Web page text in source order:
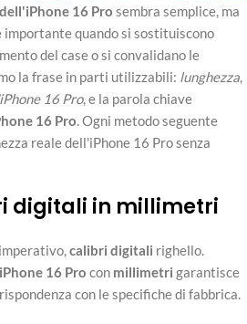
16 Pro sembra semplice, ma
importante quando si sostituiscono
del case o si convalidano le
la frase in parti utilizzabili: lunghezza,
16 Pro, e la parola chiave
16 Pro. Ogni metodo seguente
reale dell'iPhone 16 Pro senza
digitali in millimetri
calibri digitali righello.
16 Pro con millimetri garantisce
con le specifiche di fabbrica.